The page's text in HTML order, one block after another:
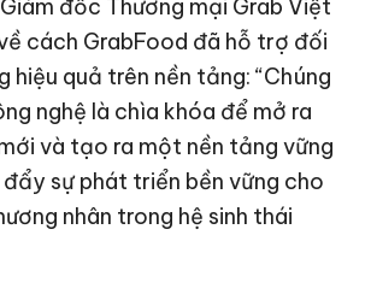
đốc Thương mại Grab Việt
cách GrabFood đã hỗ trợ đối
quả trên nền tảng: “Chúng
nghệ là chìa khóa để mở ra
và tạo ra một nền tảng vững
sự phát triển bền vững cho
nhân trong hệ sinh thái